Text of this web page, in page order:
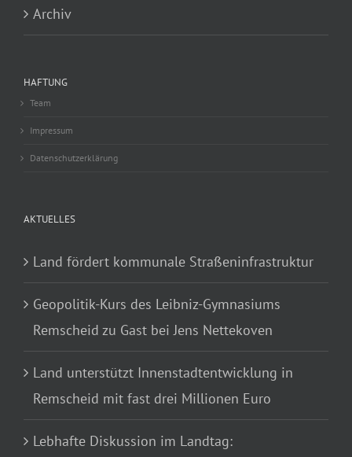
Archiv
HAFTUNG
Team
Impressum
Datenschutzerklärung
AKTUELLES
Land fördert kommunale Straßeninfrastruktur
Geopolitik-Kurs des Leibniz-Gymnasiums
Remscheid zu Gast bei Jens Nettekoven
Land unterstützt Innenstadtentwicklung in
Remscheid mit fast drei Millionen Euro
Lebhafte Diskussion im Landtag: